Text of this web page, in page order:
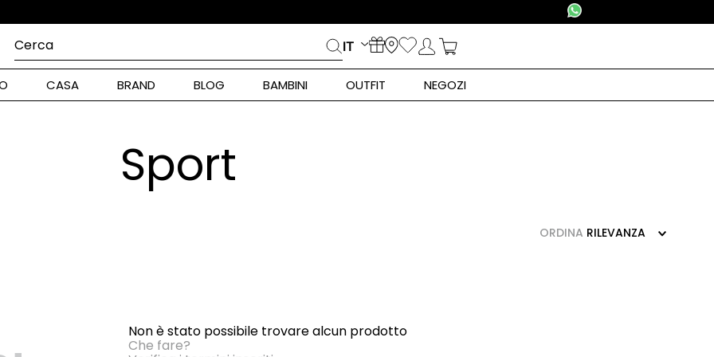
Cerca
FREQUENTI
Lauren
IT
CASA BRAND BLOG BAMBINI OUTFIT NEGOZI
Sport
ORDINA RILEVANZA
Non è stato possibile trovare alcun prodotto
Che fare?